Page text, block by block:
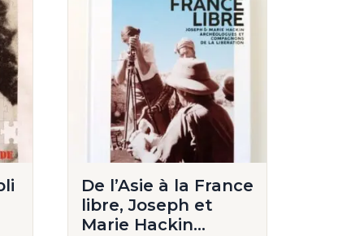
De l’Asie à la France
libre, Joseph et
Marie Hackin…